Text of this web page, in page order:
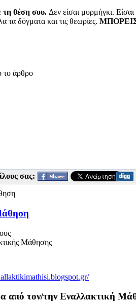
τη θέση σου. Δεν είσαι μυρμήγκι.
τα δόγματα και τις θεωρίες. ΜΠΟΡΕΙΣ
το άρθρο
σας:
Μάθησης
από τον/την Εναλλακτική